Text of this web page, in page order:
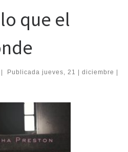
que el
| Publicada jueves, 21 | diciembre |